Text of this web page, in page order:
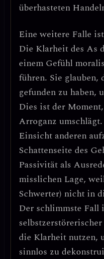
überhasteten
Eine weitere Falle
Die Klarheit des As
einem Gefühl
führen. Sie glauben,
gefunden zu haben,
Dies ist der
Arroganz umschlägt.
Einsicht anderen
Schattenseite des
Passivität als
misslichen Lage,
Schwerter) nicht in
Der schlimmste Fall
die Klarheit nutzen,
sinnlos zu